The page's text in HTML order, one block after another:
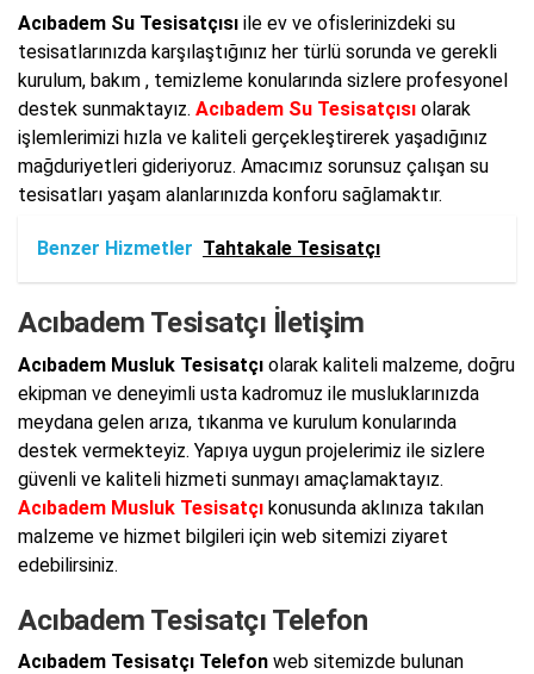
Acıbadem Su Tesisatçısı ile ev ve ofislerinizdeki su
tesisatlarınızda karşılaştığınız her türlü sorunda ve gerekli
kurulum, bakım , temizleme konularında sizlere profesyonel
destek sunmaktayız. Acıbadem Su Tesisatçısı olarak
işlemlerimizi hızla ve kaliteli gerçekleştirerek yaşadığınız
mağduriyetleri gideriyoruz. Amacımız sorunsuz çalışan su
tesisatları yaşam alanlarınızda konforu sağlamaktır.
Benzer Hizmetler Tahtakale Tesisatçı
Acıbadem Tesisatçı İletişim
Acıbadem Musluk Tesisatçı olarak kaliteli malzeme, doğru
ekipman ve deneyimli usta kadromuz ile musluklarınızda
meydana gelen arıza, tıkanma ve kurulum konularında
destek vermekteyiz. Yapıya uygun projelerimiz ile sizlere
güvenli ve kaliteli hizmeti sunmayı amaçlamaktayız.
Acıbadem Musluk Tesisatçı konusunda aklınıza takılan
malzeme ve hizmet bilgileri için web sitemizi ziyaret
edebilirsiniz.
Acıbadem Tesisatçı Telefon
Acıbadem Tesisatçı Telefon web sitemizde bulunan